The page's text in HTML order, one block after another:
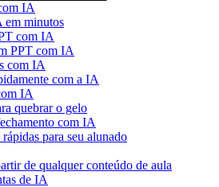
IA
em minutos
com IA
PPT com IA
com IA
com a IA
IA
quebrar o gelo
com IA
para seu alunado
de qualquer conteúdo de aula
de IA